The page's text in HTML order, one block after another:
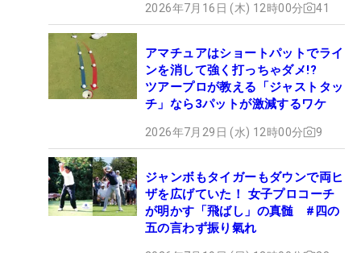
2026年7月16日 (木) 12時00分 41
アマチュアはショートパットでライ
ンを消して強く打っちゃダメ!?
ツアープロが教える「ジャストタッ
チ」なら3パットが激減するワケ
2026年7月29日 (水) 12時00分 9
ジャンボもタイガーもダウンで両ヒ
ザを広げていた！ 女子プロコーチ
が明かす「飛ばし」の真髄 #四の
五の言わず振り氣れ